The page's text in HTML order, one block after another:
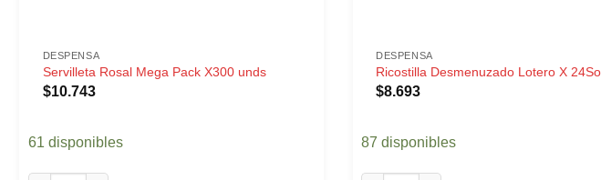
DESPENSA
Servilleta Rosal Mega Pack X300 unds
$10.743
61 disponibles
DESPENSA
Ricostilla Desmenuzado Lotero X
$8.693
87 disponibles